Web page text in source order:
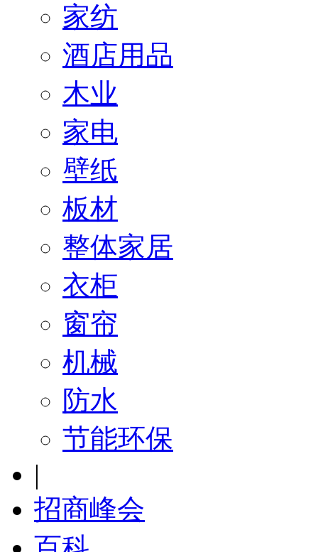
家纺
酒店用品
木业
家电
壁纸
板材
整体家居
衣柜
窗帘
机械
防水
节能环保
|
招商峰会